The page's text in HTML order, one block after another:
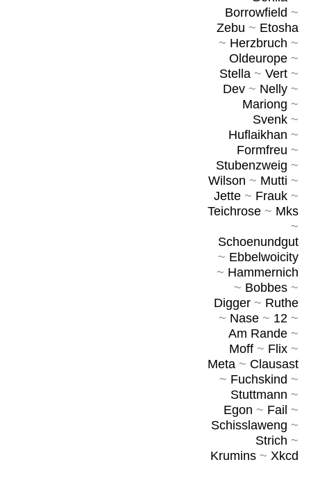
Borrowfield ~
Zebu ~ Etosha
~ Herzbruch ~
Oldeurope~
Stella~ Vert~
Dev~ Nelly~
Mariong ~
Svenk~
Huflaikhan ~
Formfreu ~
Stubenzweig ~
Wilson ~ Mutti ~
Jette~ Frauk~
Teichrose~ Mks
~
Schoenundgut
~ Ebbelwoicity
~ Hammernich
~ Bobbes~
Digger~ Ruthe
~ Nase~ 12~
Am Rande~
Moff~ Flix~
Meta~ Clausast
~ Fuchskind ~
Stuttmann ~
Egon ~ Fail ~
Schisslaweng ~
Strich ~
Krumins~ Xkcd